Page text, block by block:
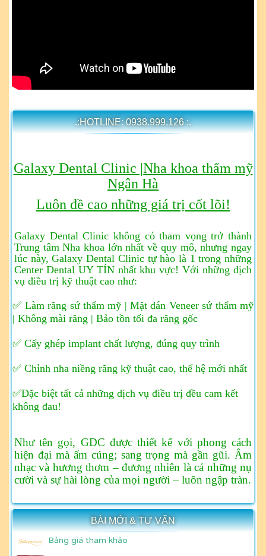
.:HOTLINE: 0938.999.126 :.
Galaxy Dental Clinic |Nha khoa thẩm mỹ
Ngân Hà
Luôn đề cao những giá trị cốt lõi!
Galaxy Dental Clinic không có tham vọng trở thành
Trung tâm Nha khoa lớn nhất về quy mô, nhưng ngay
lúc này, Galaxy Dental Clinic tự hào là 1 trong những
Center Dental UY TÍN nhất khu vực! Với những dịch
vụ điều trị kỹ thuật cao như:
✅ Làm răng sứ thẩm mỹ | Mặt dán Veneer sứ thẩm mỹ
| Không mài răng | Bảo tồn tối đa răng gốc
✅ Cấy ghép implant chất lượng, đúng quy trình
✅ Chỉnh nha niềng răng kỹ thuật cao, thế hệ mới nhất
✅Đặc biệt tất cả những dịch vụ điều trị đều cam kết
không đau!
Như tên gọi, GDC được thiết kế với phong cách
hiện đại mà ấm cúng; sang trọng mà gần gũi. Âm
nhạc và hương thơm – đương nhiên là cả những nụ
cười và sự hài lòng của mọi người – luôn ngập tràn.
BÀI MỚI & TƯ VẤN
Bảng giá tham khảo